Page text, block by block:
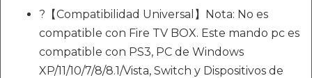
?【Compatibilidad Universal】Nota: No es
compatible con Fire TV BOX. Este mando pc es
compatible con PS3, PC de Windows
XP/11/10/7/8/8.1/Vista, Switch y Dispositivos de